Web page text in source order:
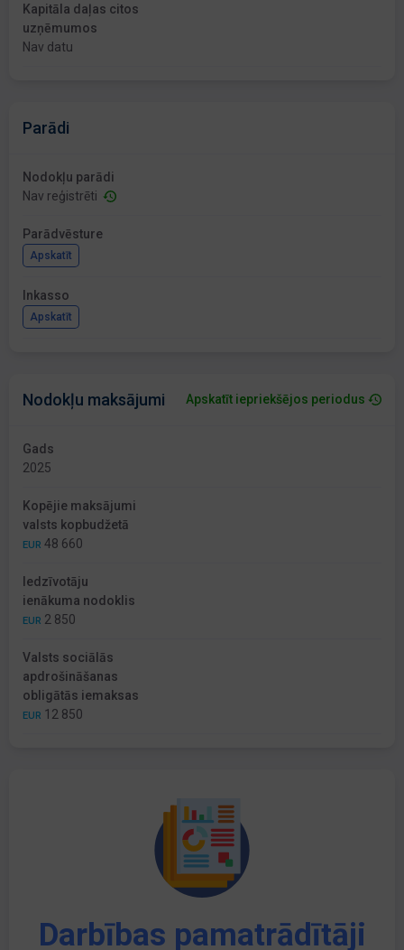
Kapitāla daļas citos
uzņēmumos
Nav datu
Parādi
Nodokļu parādi
Nav reģistrēti
Parādvēsture
Apskatīt
Inkasso
Apskatīt
Nodokļu maksājumi Apskatīt iepriekšējos periodus
Gads
2025
Kopējie maksājumi
valsts kopbudžetā
EUR 48 660
Iedzīvotāju
ienākuma nodoklis
EUR 2 850
Valsts sociālās
apdrošināšanas
obligātās iemaksas
EUR 12 850
Darbības pamatrādītāji